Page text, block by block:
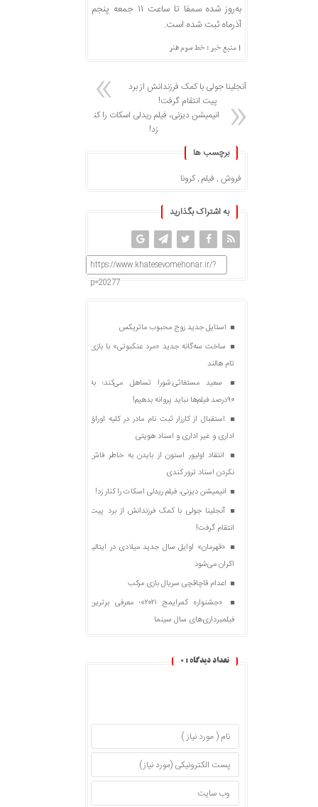
به‌روز شده سمفا تا ساعت ۱۱ جمعه پنجم
آذرماه ثبت شده است.
| منبع خبر : خط سوم هنر
آنجلینا جولی با کمک فرزندانش از برد
پیت انتقام گرفت!
انیمیشن دیزنی، فیلم ریدلی اسکات را کنار
زد!
برچسب ها
فروش , فیلم ,کرونا
به اشتراک بگذارید
https://www.khatesevomehonar.ir/?
p=20277
استایل جدید زوج محبوب ماتریکس
ساخت سه‌گانه جدید «مرد عنکبوتی» با بازی
تام هالند
سعید مستغاثی:شورا تساهل می‌کند؛ به
۹۰درصد فیلم‌ها نباید پروانه بدهیم!
استقبال از کارزار ثبت نام مادر در کلیه اوراق
اداری و غیر اداری و اسناد هویتی
انتقاد اولیور استون از بایدن به خاطر فاش
نکردن اسناد ترور کندی
انیمیشن دیزنی، فیلم ریدلی اسکات را کنار زد!
آنجلینا جولی با کمک فرزندانش از برد پیت
انتقام گرفت!
«قهرمان» اوایل سال جدید میلادی در ایتالیا
اکران می‌شود
اعدام قاچاقچی سریال بازی مرکب
«جشنواره کمرایمج ۲۰۲۱»؛ معرفی برترین
فیلمبرداری‌های سال سینما
تعداد دیدگاه : 0